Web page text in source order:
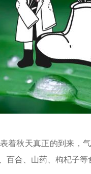
着秋天真正的到来，
百合、山药、枸杞子